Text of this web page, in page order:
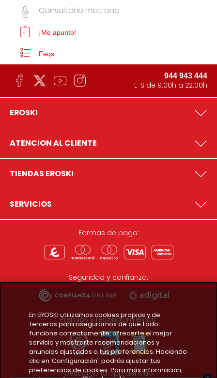
Consultorio matrona
¡Me apunto!
Faqs
944 943 444
L-S de 9:00h a 22:00h
EROSKI
ATENCION AL CLIENTE
TIENDAS EROSKI
SERVICIOS
Formas de pago:
Seguridad y confianza:
Premios y reconocimientos:
Descarga la app del club
En EROSKI utilizamos cookies propias y de
terceros para asegurarnos de que todo
funcione correctamente, ofrecerte el mejor
servicio y mostrarte recomendaciones y
anuncios ajustados a tus preferencias. Haciendo
clic en ‘Configuración’, podrás ajustar tus
preferencias de cookies. Para más información,